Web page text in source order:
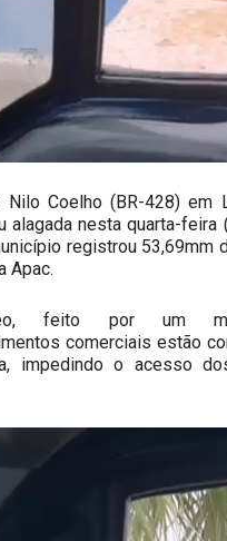
Nilo Coelho (BR-428) em
alagada nesta quarta-feira
registrou 53,69mm
Apac.
feito por um
comerciais estão
impedindo o acesso